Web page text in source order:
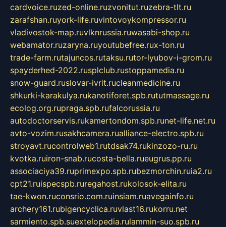
cardvoice.ruzed-online.ruzvonitut.ruzebra-tlt.ru
zarafshan.ruyork-life.ruvintovoykompressor.ru
vladivostok-map.ruvlknrussia.ruwasabi-shop.ru
webamator.ruzaryna.ruyoutubefree.rux-ton.ru
trade-farm.rutajuncos.rutaksu.rutor-lyubov-i-grom.ru
spayderhed-2022.rusplclub.rustoppamedia.ru
snow-guard.ruslovar-ivrit.rucleanmedicine.ru
shkurki-karakulya.rukanotiforet.spb.rututmassage.ru
ecolog.org.rupraga.spb.rufalcorussia.ru
autodoctorservis.rukamertondom.spb.runet-life.net.ru
avto-vozim.rusakhcamera.rualliance-electro.spb.ru
stroyavt.rucontrolweb1.rutdsak74.rukinzozo-ru.ru
kvotka.ruiron-snab.rucosta-bella.rueugrus.pp.ru
associaciya39.ruprimexpo.spb.rubezmorchin.ruia2.ru
cpt21.ruispecspb.ruregahost.rukolosok-elita.ru
tae-kwon.ruconsrio.com.ruinsiam.ruavegainfo.ru
archery161.rubigencyclica.ruvlast16.rukorru.net
sarmiento.spb.suextelopedia.rulammin-suo.spb.ru